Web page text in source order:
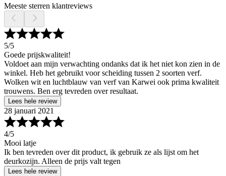
Meeste sterren klantreviews
5/5
Goede prijskwaliteit!
Voldoet aan mijn verwachting ondanks dat ik het niet kon zien in de
winkel. Heb het gebruikt voor scheiding tussen 2 soorten verf.
Wolken wit en luchtblauw van verf van Karwei ook prima kwaliteit
trouwens. Ben erg tevreden over resultaat.
Lees hele review
28 januari 2021
4/5
Mooi latje
Ik ben tevreden over dit product, ik gebruik ze als lijst om het
deurkozijn. Alleen de prijs valt tegen
Lees hele review